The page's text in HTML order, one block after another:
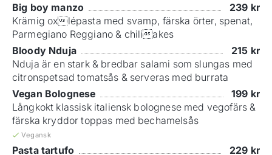
Big boy manzo
239 kr
Krämig oxlépasta med svamp, färska örter, spenat,
Parmegiano Reggiano & chiliakes
Bloody Nduja
215 kr
Nduja är en stark & bredbar salami som slungas med
citronspetsad tomatsås & serveras med burrata
Vegan Bolognese
199 kr
Långkokt klassisk italiensk bolognese med vegofärs &
färska kryddor toppas med bechamelsås
Vegansk
Pasta tartufo 229 kr